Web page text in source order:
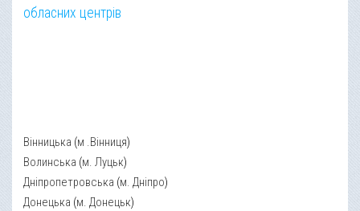
обласних центрів
Вінницька (м .Вінниця)
Волинська (м. Луцьк)
Дніпропетровська (м. Дніпро)
Донецька (м. Донецьк)